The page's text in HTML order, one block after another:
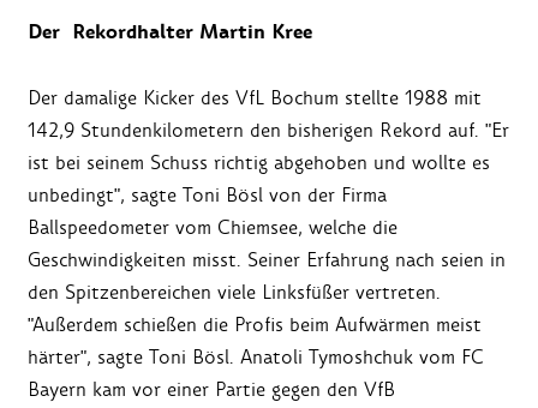
Der Rekordhalter Martin Kree
Der damalige Kicker des VfL Bochum stellte 1988 mit
142,9 Stundenkilometern den bisherigen Rekord auf. "Er
ist bei seinem Schuss richtig abgehoben und wollte es
unbedingt", sagte Toni Bösl von der Firma
Ballspeedometer vom Chiemsee, welche die
Geschwindigkeiten misst. Seiner Erfahrung nach seien in
den Spitzenbereichen viele Linksfüßer vertreten.
"Außerdem schießen die Profis beim Aufwärmen meist
härter", sagte Toni Bösl. Anatoli Tymoshchuk vom FC
Bayern kam vor einer Partie gegen den VfB